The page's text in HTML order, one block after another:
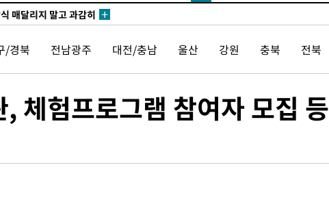
매달리지 말고 과감히
폭염경보로 하향
은 비[내일날씨]
메모리 수요 선제 대
란VC 입단
축구 '5승 2무'
마감
/경북 전남광주 대전/충남 울산 강원 충북 전북
체험프로그램 참여자 모집 등